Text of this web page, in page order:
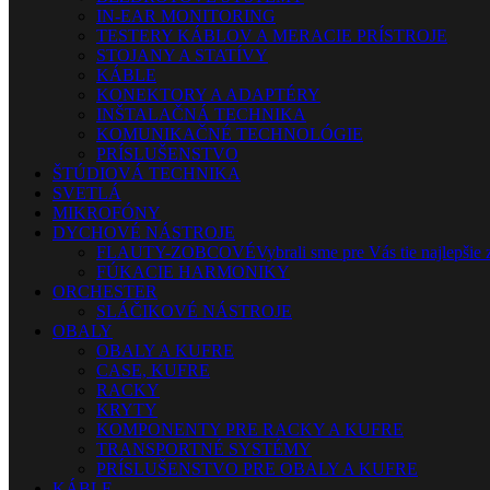
IN-EAR MONITORING
TESTERY KÁBLOV A MERACIE PRÍSTROJE
STOJANY A STATÍVY
KÁBLE
KONEKTORY A ADAPTÉRY
INŠTALAČNÁ TECHNIKA
KOMUNIKAČNÉ TECHNOLÓGIE
PRÍSLUŠENSTVO
ŠTÚDIOVÁ TECHNIKA
SVETLÁ
MIKROFÓNY
DYCHOVÉ NÁSTROJE
FLAUTY-ZOBCOVÉVybrali sme pre Vás tie
FÚKACIE HARMONIKY
ORCHESTER
SLÁČIKOVÉ NÁSTROJE
OBALY
OBALY A KUFRE
CASE, KUFRE
RACKY
KRYTY
KOMPONENTY PRE RACKY A KUFRE
TRANSPORTNÉ SYSTÉMY
PRÍSLUŠENSTVO PRE OBALY A KUFRE